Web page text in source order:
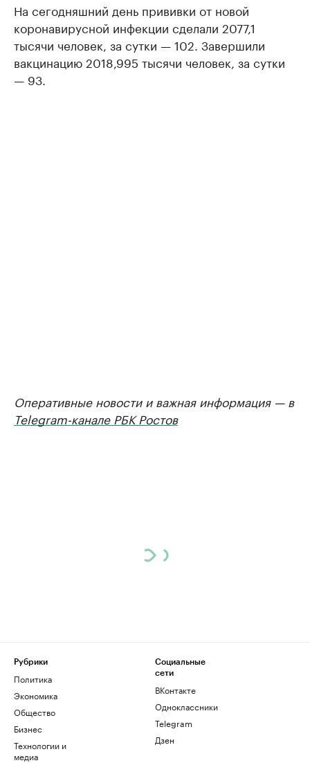
На сегодняшний день прививки от новой
коронавирусной инфекции сделали 2077,1
тысячи человек, за сутки — 102. Завершили
вакцинацию 2018,995 тысячи человек, за сутки
— 93.
Оперативные новости и важная информация — в
Telegram-канале РБК Ростов
Рубрики
Политика
Экономика
Общество
Бизнес
Технологии и
медиа
Социальные
сети
ВКонтакте
Одноклассники
Telegram
Дзен